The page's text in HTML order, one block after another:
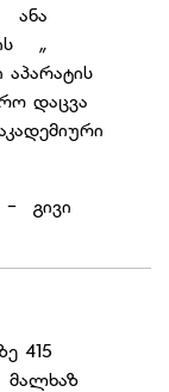
ანა
„
აპარატის
დაცვა
გივი
415
მალხაზ